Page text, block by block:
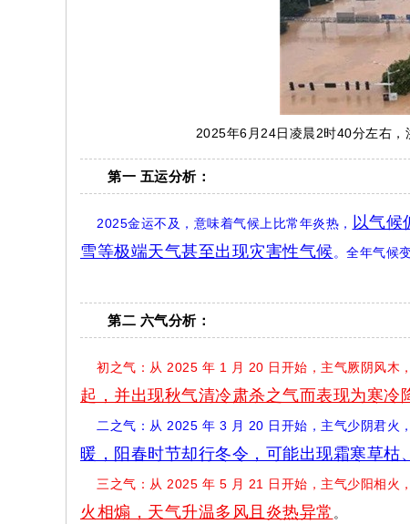
2025年6月24日凌晨2时40分左右
第一 五运分析：
2025金运不及，意味着气候上比常年炎热， 以气候
雪等极端天气甚至出现灾害性气候 。全年气候
第二 六气分析：
初之气：从 2025 年 1 月 20 日开始，主气厥阴风木
起，并出现秋气清冷肃杀之气而表现为寒
二之气：从 2025 年 3 月 20 日开始，主气少阴君火
暖，阳春时节却行冬令，可能出现霜寒草枯
三之气：从 2025 年 5 月 21 日开始，主气少阳相火
火相煽，天气升温多风且炎热异常 。